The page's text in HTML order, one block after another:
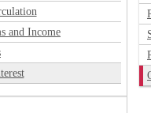
and Income